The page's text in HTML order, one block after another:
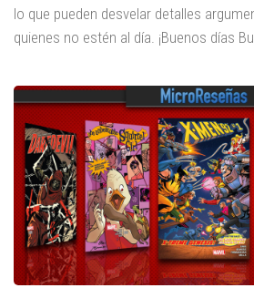
lo que pueden desvelar detalles
quienes no estén al día. ¡Buenos días